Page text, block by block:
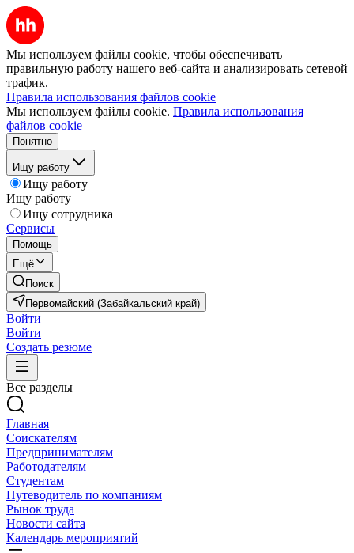
Мы используем файлы cookie, чтобы обеспечивать
правильную работу нашего веб-сайта и анализировать сетевой
трафик.
Правила использования файлов cookie
Мы используем файлы cookie. Правила использования
файлов cookie
Понятно
Ищу работу
Ищу работу
Ищу работу
Ищу сотрудника
Сервисы
Помощь
Ещё
Поиск
Первомайский (Забайкальский край)
Войти
Войти
Создать резюме
Все разделы
Главная
Соискателям
Предпринимателям
Работодателям
Студентам
Путеводитель по компаниям
Рынок труда
Новости сайта
Календарь мероприятий